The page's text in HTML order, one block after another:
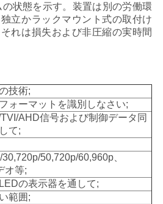
状態を示す。装置は別の労働環
立かラックマウント式の取付け
れは損失および非圧縮の実時間
技術;
ォーマットを識別しなさい;
AHD信号および制御データ同
て;
50,720p/60,960p、
オ等;
の表示器を通して;
範囲;